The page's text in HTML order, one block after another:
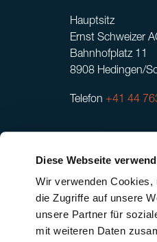
Diese Webseite
Wir verwenden Cookies,
die Zugriffe auf unsere
unsere Partner für
mit weiteren Daten
Hauptsitz
Ernst Schweizer
Bahnhofplatz 11
8908 Hedingen/
Telefon +41 44